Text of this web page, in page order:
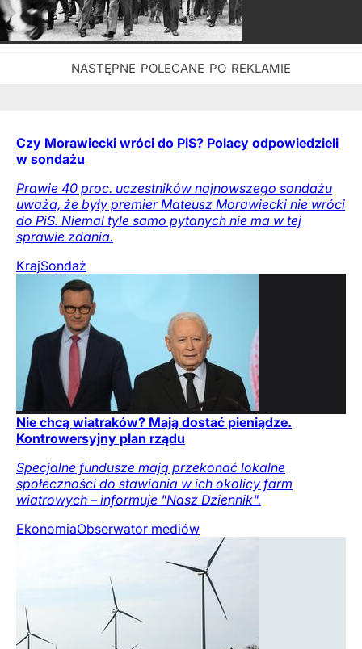
Czy Morawiecki wróci do PiS? Polacy odpowiedzieli
w sondażu
Prawie 40 proc. uczestników najnowszego sondażu
uważa, że były premier Mateusz Morawiecki nie wróci
do PiS. Niemal tyle samo pytanych nie ma w tej
sprawie zdania.
KrajSondaż
Nie chcą wiatraków? Mają dostać pieniądze.
Kontrowersyjny plan rządu
Specjalne fundusze mają przekonać lokalne
społeczności do stawiania w ich okolicy farm
wiatrowych – informuje "Nasz Dziennik".
EkonomiaObserwator mediów